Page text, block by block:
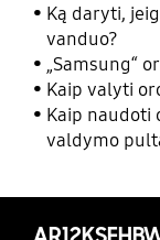
Ką daryti,
vanduo?
„Samsung“
Kaip valyti
Kaip naudoti
valdymo